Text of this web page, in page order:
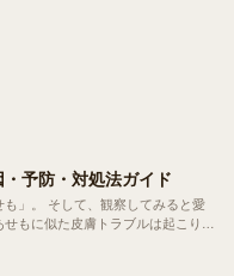
予防・対処法ガイド
みると愛
もに似た皮膚トラブルは起こりま